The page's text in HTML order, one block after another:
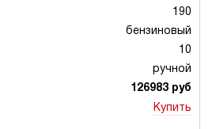
190
бензиновый
10
ручной
126983 руб
Купить